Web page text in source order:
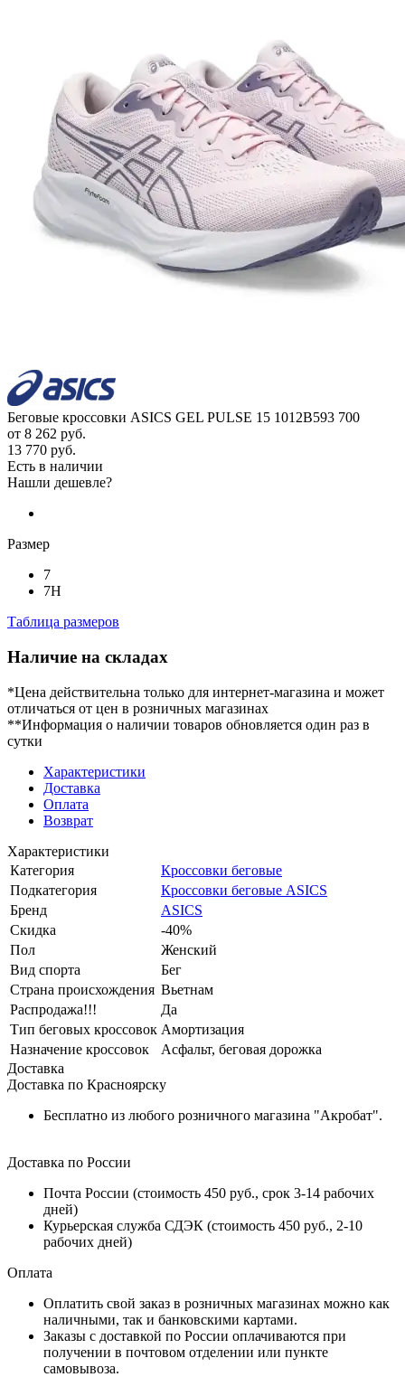
Беговые кроссовки ASICS GEL PULSE 15 1012B593 700
от 8 262 руб.
13 770 руб.
Есть в наличии
Нашли дешевле?
Размер
7
7H
Таблица размеров
Наличие на складах
*Цена действительна только для интернет-магазина и может
отличаться от цен в розничных магазинах
**Информация о наличии товаров обновляется один раз в
сутки
Характеристики
Доставка
Оплата
Возврат
Характеристики
Категория
Кроссовки беговые
Подкатегория
Кроссовки беговые ASICS
Бренд
ASICS
Скидка
-40%
Пол
Женский
Вид спорта
Бег
Страна происхождения Вьетнам
Распродажа!!!
Да
Тип беговых кроссовок Амортизация
Назначение кроссовок
Асфальт, беговая дорожка
Доставка
Доставка по Красноярску
Бесплатно из любого розничного магазина "Акробат".
Доставка по России
Почта России (стоимость 450 руб., срок 3-14 рабочих
дней)
Курьерская служба СДЭК (стоимость 450 руб., 2-10
рабочих дней)
Оплата
Оплатить свой заказ в розничных магазинах можно как
наличными, так и банковскими картами.
Заказы с доставкой по России оплачиваются при
получении в почтовом отделении или пункте
самовывоза.